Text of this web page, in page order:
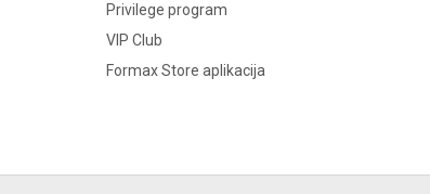
Privilege program
VIP Club
Formax Store aplikacija